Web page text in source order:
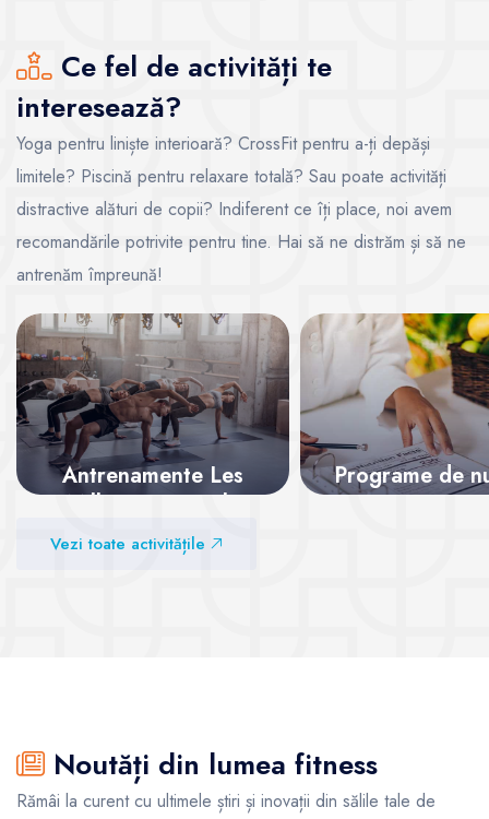
Ce fel de activități te
interesează?
Yoga pentru liniște interioară? CrossFit pentru a-ți depăși
limitele? Piscină pentru relaxare totală? Sau poate activități
distractive alături de copii? Indiferent ce îți place, noi avem
recomandările potrivite pentru tine. Hai să ne distrăm și să ne
antrenăm împreună!
Antrenamente Les
Mills – energie la
superlativ
Programe de
Vezi toate activitățile
Noutăți din lumea fitness
Rămâi la curent cu ultimele știri și inovații din sălile tale de